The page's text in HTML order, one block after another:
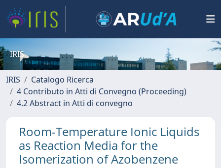
IRIS
IRIS
Catalogo Ricerca
4 Contributo in Atti di Convegno (Proceeding)
4.2 Abstract in Atti di convegno
Room-Temperature Ionic Liquids
as Reaction Media for the
Isomerization of Azobenzene